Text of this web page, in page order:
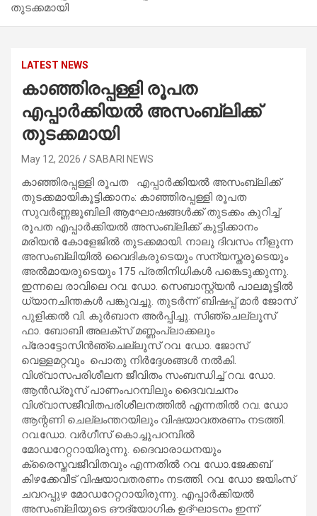
തുടക്കമായി
LATEST NEWS
കാഞ്ഞിരപ്പള്ളി രൂപത
എപ്പാര്‍ക്കിയല്‍ അസംബ്ലിക്ക്
തുടക്കമായി
May 12, 2026 SABARI NEWS
കാഞ്ഞിരപ്പള്ളി രൂപത എപ്പാര്‍ക്കിയല്‍ അസംബ്ലിക്ക്
തുടക്കമായികൂട്ടിക്കാനം: കാഞ്ഞിരപ്പള്ളി രൂപത
സുവര്‍ണ്ണജൂബിലി ആഘോഷങ്ങള്‍ക്ക് തുടക്കം കുറിച്ച്
രൂപത എപ്പാര്‍ക്കിയല്‍ അസംബ്ലിക്ക് കുട്ടിക്കാനം
മരിയന്‍ കോളേജില്‍ തുടക്കമായി. നാലു ദിവസം നീളുന്ന
അസംബ്ലിയില്‍ വൈദികരുടെയും സന്യസ്തരുടെയും
അല്‍മായരുടെയും 175 പ്രതിനിധികള്‍ പങ്കെടുക്കുന്നു.
ഇന്നലെ രാവിലെ റവ. ഡോ. സെബാസ്റ്റ്യന്‍ പാലമൂട്ടില്‍
ധ്യാനചിന്തകള്‍ പങ്കുവച്ചു. തുടര്‍ന്ന് ബിഷപ്പ് മാര്‍ ജോസ്
പുളിക്കല്‍ വി. കുര്‍ബാന അര്‍പ്പിച്ചു. സിഞ്ചെല്ലൂസ്
ഫാ. ബോബി അലക്‌സ് മണ്ണംപ്ലാക്കലും
പ്രോട്ടോസിന്‍ഞ്ചെല്ലൂസ് റവ. ഡോ. ജോസ്
വെള്ളമറ്റവും പൊതു നിര്‍ദ്ദേശങ്ങള്‍ നല്‍കി.
വിശ്വാസപരിശീലന ജീവിതം സംബന്ധിച്ച് റവ. ഡോ.
ആന്‍ഡ്രൂസ് പാണംപറമ്പിലും ദൈവവചനം
വിശ്വാസജീവിതപരിശീലനത്തില്‍ എന്നതില്‍ റവ. ഡോ
ആന്റണി ചെല്ലംന്തറയിലും വിഷയാവതരണം നടത്തി.
റവ.ഡോ. വര്‍ഗീസ് കൊച്ചുപറമ്പില്‍
മോഡറേറ്ററായിരുന്നു. ദൈവാരാധനയും
ക്രൈസ്തവജീവിതവും എന്നതില്‍ റവ. ഡോ.ജേക്കബ്
കിഴക്കേവീട് വിഷയാവതരണം നടത്തി. റവ. ഡോ ജയിംസ്
ചവറപ്പുഴ മോഡറേറ്ററായിരുന്നു. എപ്പാര്‍ക്കിയല്‍
അസംബ്ലിയുടെ ഔദ്യോഗിക ഉദ്ഘാടനം ഇന്ന്